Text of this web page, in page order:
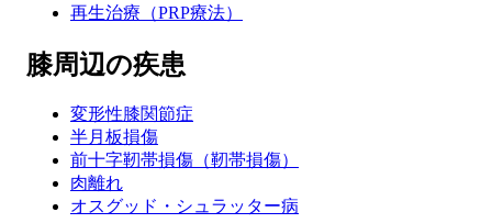
再生治療（PRP療法）
膝周辺の疾患
変形性膝関節症
半月板損傷
前十字靭帯損傷（靭帯損傷）
肉離れ
オスグッド・シュラッター病